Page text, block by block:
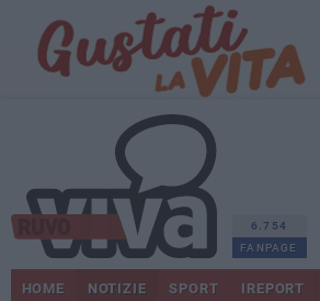
6.754
FANPAGE
HOME NOTIZIE SPORT IREPORT